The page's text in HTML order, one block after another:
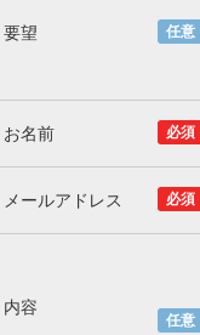
任意
要望
必須
お名前
必須
メールアドレス
任意
内容